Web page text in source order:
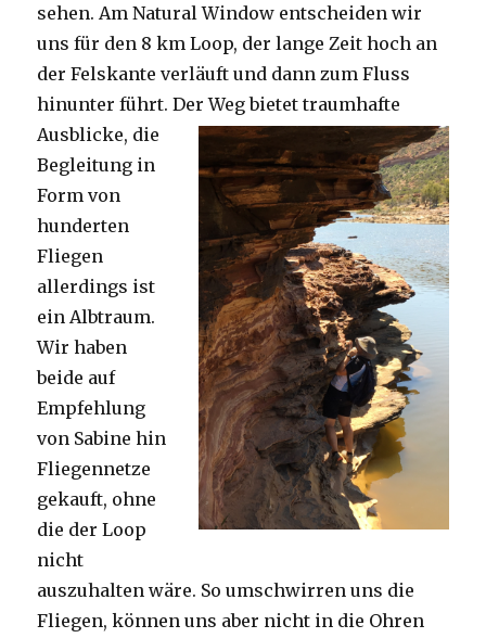
sehen. Am Natural Window entscheiden wir
uns für den 8 km Loop, der lange Zeit hoch an
der Felskante verläuft und dann zum Fluss
hinunter führt. Der Weg bietet traumhafte
Ausblicke, die
Begleitung in
Form von
hunderten
Fliegen
allerdings ist
ein Albtraum.
Wir haben
beide auf
Empfehlung
von Sabine hin
Fliegennetze
gekauft, ohne
die der Loop
nicht
auszuhalten wäre. So umschwirren uns die
Fliegen, können uns aber nicht in die Ohren